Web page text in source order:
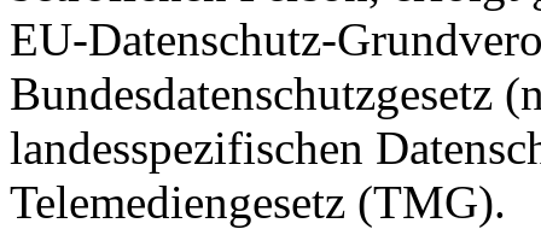
EU-Datenschutz-
Bundesdatenschutzgesetz
landesspezifischen
Telemediengesetz (TMG).